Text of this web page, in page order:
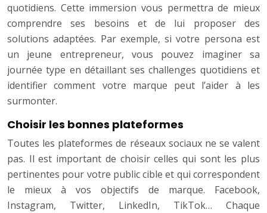
quotidiens. Cette immersion vous permettra de mieux
comprendre ses besoins et de lui proposer des
solutions adaptées. Par exemple, si votre persona est
un jeune entrepreneur, vous pouvez imaginer sa
journée type en détaillant ses challenges quotidiens et
identifier comment votre marque peut l’aider à les
surmonter.
Choisir les bonnes plateformes
Toutes les plateformes de réseaux sociaux ne se valent
pas. Il est important de choisir celles qui sont les plus
pertinentes pour votre public cible et qui correspondent
le mieux à vos objectifs de marque. Facebook,
Instagram, Twitter, LinkedIn, TikTok… Chaque